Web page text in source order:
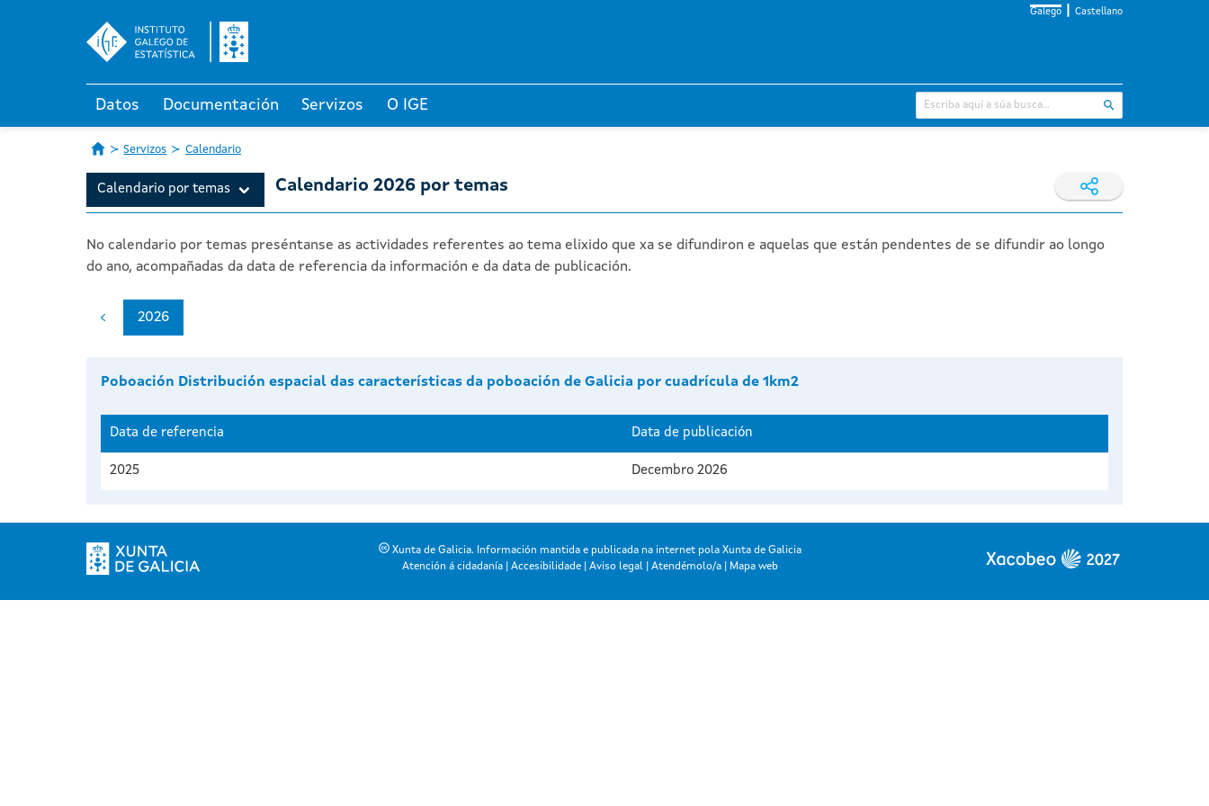
Galego Castellano
Datos Documentación Servizos O IGE
Servizos Calendario
Calendario por temas Calendario 2026 por temas
No calendario por temas preséntanse as actividades referentes ao tema elixido que xa se difundiron e aquelas que están pendentes de se difundir ao longo
do ano, acompañadas da data de referencia da información e da data de publicación.
2026
Poboación Distribución espacial das características da poboación de Galicia por cuadrícula de 1km2
Data de referencia Data de publicación
2025 Decembro 2026
Xunta de Galicia. Información mantida e publicada na internet pola Xunta de Galicia
Atención á cidadanía |Accesibilidade |Aviso legal |Atendémolo/a Mapa web